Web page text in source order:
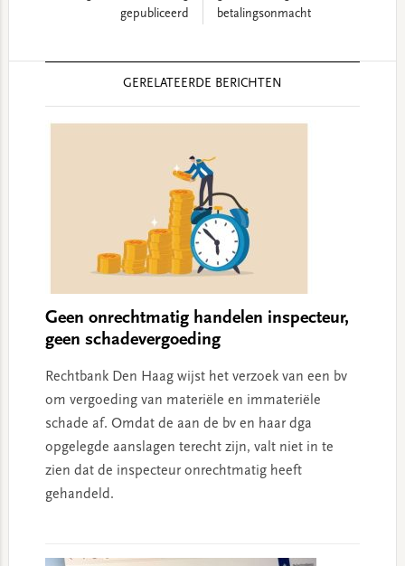
gepubliceerd
betalingsonmacht
GERELATEERDE BERICHTEN
Geen onrechtmatig handelen inspecteur,
geen schadevergoeding
Rechtbank Den Haag wijst het verzoek van een bv
om vergoeding van materiële en immateriële
schade af. Omdat de aan de bv en haar dga
opgelegde aanslagen terecht zijn, valt niet in te
zien dat de inspecteur onrechtmatig heeft
gehandeld.